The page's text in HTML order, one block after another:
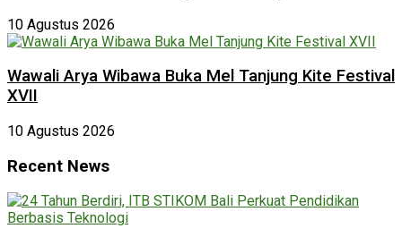
10 Agustus 2026
Wawali Arya Wibawa Buka Mel Tanjung Kite Festival
XVII
10 Agustus 2026
Recent News